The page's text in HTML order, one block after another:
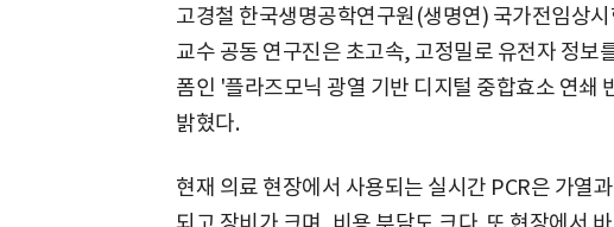
고경철 한국생명공학연구원(생명연) 국가전임상
교수 공동 연구진은 초고속, 고정밀로 유전자 정보
폼인 '플라즈모닉 광열 기반 디지털 중합효소 연쇄
밝혔다.
현재 의료 현장에서 사용되는 실시간 PCR은 가열